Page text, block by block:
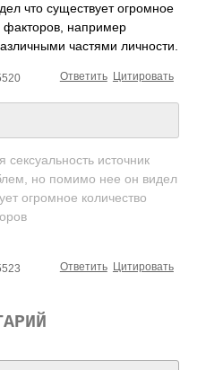
что существует огромное
факторов, например
частями личности.
Цитировать
Ответить
сексуальность источник
но помимо нее он видел
огромное количество
Цитировать
Ответить